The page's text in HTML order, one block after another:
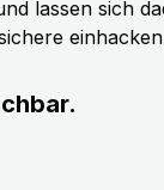
lassen sich